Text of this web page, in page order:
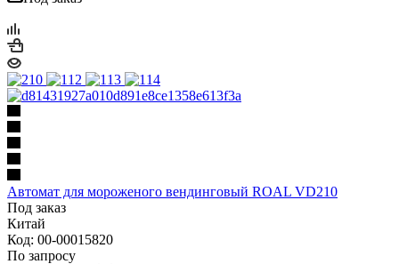
Автомат для мороженого вендинговый ROAL VD210
Под заказ
Китай
Код: 00-00015820
По запросу